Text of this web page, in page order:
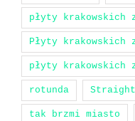
płyty krakowskich
Płyty krakowskich
płyty krakowskich
rotunda
tak brzmi miasto